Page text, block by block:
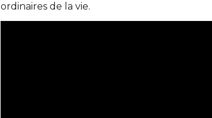
ordinaires de la vie.